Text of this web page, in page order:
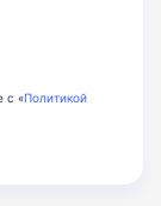
с «Политикой